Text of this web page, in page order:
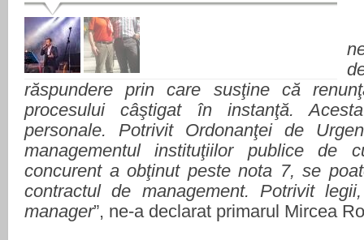
răspundere prin care susţine că
procesului câştigat în instanţă.
personale. Potrivit Ordonanţei de
managementul instituţiilor publice de
concurent a obţinut peste nota 7, se
contractul de management. Potrivit
manager”, ne-a declarat primarul Mircea